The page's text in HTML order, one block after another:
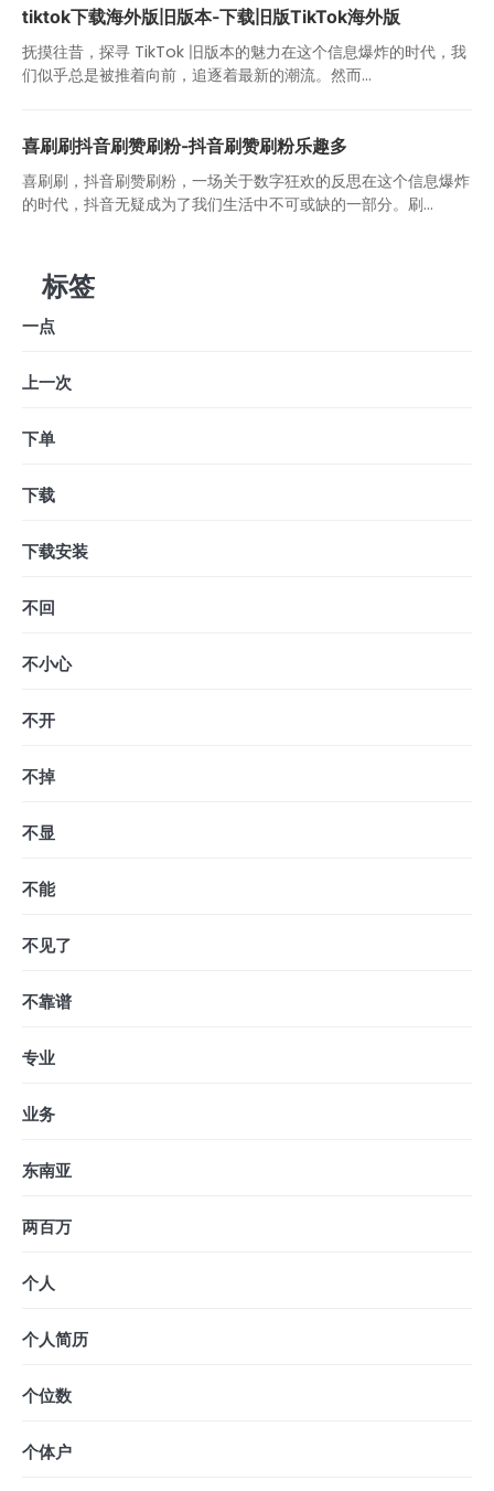
tiktok下载海外版旧版本-下载旧版TikTok海外版
抚摸往昔，探寻 TikTok 旧版本的魅力在这个信息爆炸的时代，我
们似乎总是被推着向前，追逐着最新的潮流。然而...
喜刷刷抖音刷赞刷粉-抖音刷赞刷粉乐趣多
喜刷刷，抖音刷赞刷粉，一场关于数字狂欢的反思在这个信息爆炸
的时代，抖音无疑成为了我们生活中不可或缺的一部分。刷...
标签
一点
上一次
下单
下载
下载安装
不回
不小心
不开
不掉
不显
不能
不见了
不靠谱
专业
业务
东南亚
两百万
个人
个人简历
个位数
个体户